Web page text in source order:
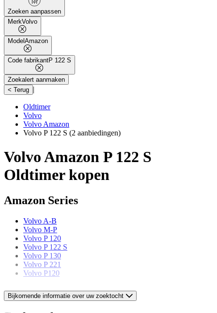
Zoeken aanpassen
MerkVolvo
Model Amazon
Code fabrikantP 122 S
Zoekalert aanmaken
< Terug |
Oldtimer
Volvo
Volvo Amazon
Volvo P 122 S (2 aanbiedingen)
Volvo Amazon P 122 S
Oldtimer kopen
Amazon Series
Volvo A-B
Volvo M-P
Volvo P 120
Volvo P 122 S
Volvo P 130
Volvo P 221
Volvo P120
Volvo models
Bijkomende informatie over uw zoektocht